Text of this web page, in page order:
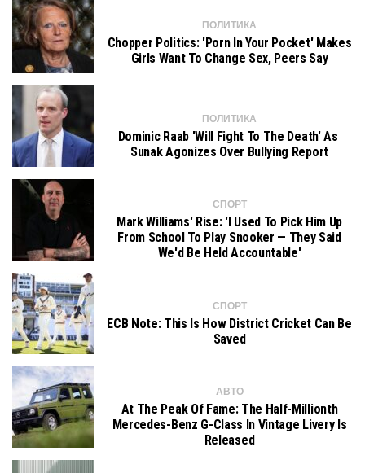
ПОЛИТИКА
Chopper Politics: 'Porn In Your Pocket' Makes
Girls Want To Change Sex, Peers Say
ПОЛИТИКА
Dominic Raab 'will Fight To The Death' As ​​
Sunak Agonizes Over Bullying Report
СПОРТ
Mark Williams' Rise: 'I Used To Pick Him Up
From School To Play Snooker — They Said
We'd Be Held Accountable'
СПОРТ
ECB Note: This Is How District Cricket Can Be
Saved
АВТО
At The Peak Of Fame: The Half-Millionth
Mercedes-Benz G-Class In Vintage Livery Is
Released